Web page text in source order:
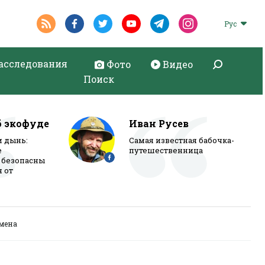
Рус
Фото
Видео
Поиск
экофуде
дынь:
от
Иван Русев
Самая известная бабочка-
путешественница